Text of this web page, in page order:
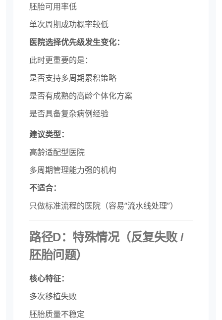
胚胎可用率低
单次周期成功概率较低
医院选择优先级发生变化：
此时更重要的是：
是否支持多周期累积策略
是否有成熟的高龄个体化方案
是否具备复杂病例经验
建议类型：
高龄适配型医院
多周期管理能力强的机构
不适合：
只做标准流程的医院（容易“流水线处理”）
路径D：特殊情况（反复失败 /
胚胎问题）
核心特征：
多次移植失败
胚胎质量不稳定